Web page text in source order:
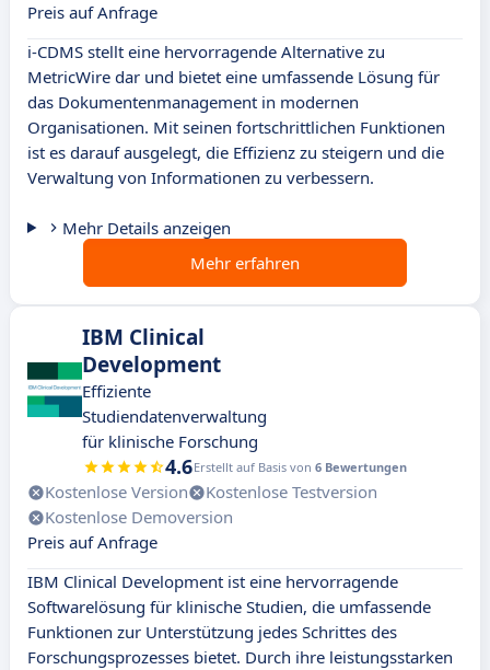
Preis auf Anfrage
i-CDMS stellt eine hervorragende Alternative zu
MetricWire dar und bietet eine umfassende Lösung für
das Dokumentenmanagement in modernen
Organisationen. Mit seinen fortschrittlichen Funktionen
ist es darauf ausgelegt, die Effizienz zu steigern und die
Verwaltung von Informationen zu verbessern.
Mehr Details anzeigen
Mehr erfahren
IBM Clinical
Development
Effiziente
Studiendatenverwaltung
für klinische Forschung
4.6Erstellt auf Basis von 6 Bewertungen
Kostenlose Version
Kostenlose Testversion
Kostenlose Demoversion
Preis auf Anfrage
IBM Clinical Development ist eine hervorragende
Softwarelösung für klinische Studien, die umfassende
Funktionen zur Unterstützung jedes Schrittes des
Forschungsprozesses bietet. Durch ihre leistungsstarken